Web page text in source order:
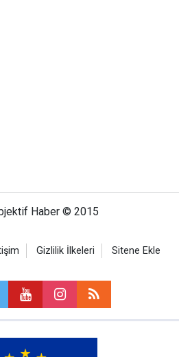
Haber © 2015
Gizlilik İlkeleri Sitene Ekle